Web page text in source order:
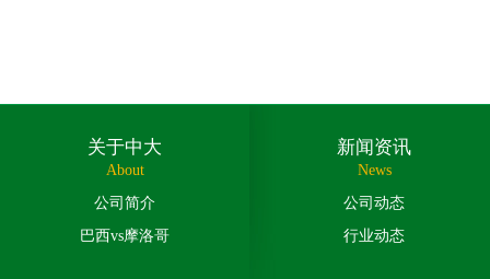
关于中大
About
公司简介
巴西vs摩洛哥
新闻资讯
News
公司动态
行业动态